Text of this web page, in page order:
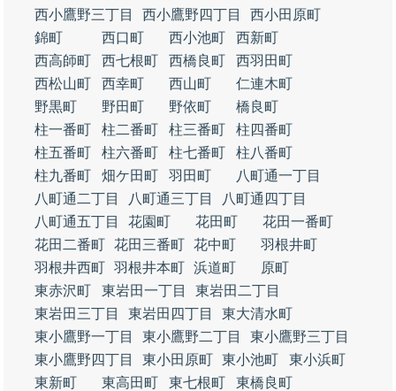
西小鷹野三丁目
西小鷹野四丁目
西小田原町
錦町
西口町 西小池町
西新町
西高師町
西七根町 西橋良町
西羽田町
西松山町
西幸町 西山町
仁連木町
野黒町
野田町 野依町
橋良町
柱一番町
柱二番町 柱三番町
柱四番町
柱五番町
柱六番町 柱七番町
柱八番町
柱九番町
畑ケ田町 羽田町
八町通一丁目
八町通二丁目
八町通三丁目
八町通四丁目
八町通五丁目
花園町 花田町
花田一番町
花田二番町 花田三番町 花中町
羽根井町
羽根井西町 羽根井本町 浜道町
原町
東赤沢町
東岩田一丁目
東岩田二丁目
東岩田三丁目
東岩田四丁目
東大清水町
東小鷹野一丁目
東小鷹野二丁目
東小鷹野三丁目
東小鷹野四丁目
東小田原町 東小池町
東小浜町
東新町
東高田町 東七根町
東橋良町